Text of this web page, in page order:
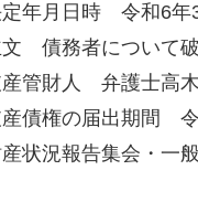
定年月日時 令和6年
債務者について破
産管財人 弁護士高
債権の届出期間
状況報告集会・一